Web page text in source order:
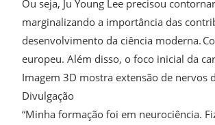
Ou seja, Ju Young Lee precisou
marginalizando a importância das
desenvolvimento da ciência moderna.
europeu. Além disso, o foco inicial da
Imagem 3D mostra extensão de nervos
Divulgação
“Minha formação foi em neurociência.